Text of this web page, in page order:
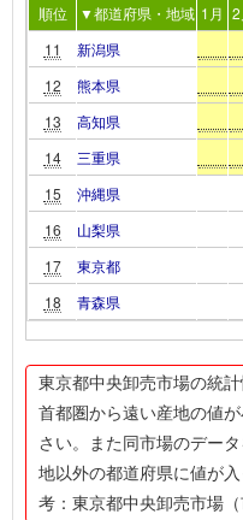
順位
▼都道府県・地域 1月 2
11
新潟県
12
熊本県
13
高知県
14
三重県
15
沖縄県
16
山梨県
17
東京都
18
青森県
東京都中央卸売市場の統
首都圏から遠い産地の値
さい。また同市場のデー
地以外の都道府県に値が
考：東京都中央卸売市場